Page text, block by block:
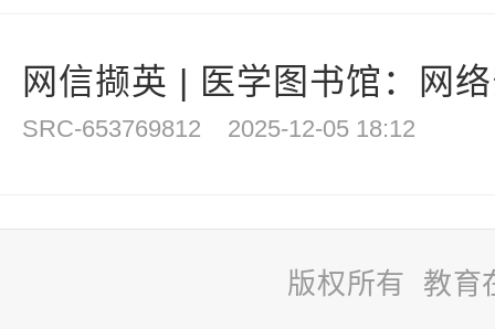
网信撷英 | 医学图书馆：网
SRC-653769812 2025-12-05 18:12
版权所有 教育